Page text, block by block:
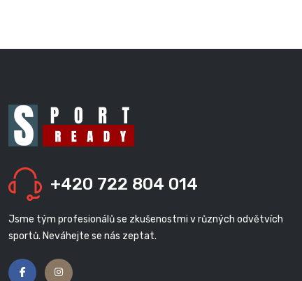
+420 722 804 014
Jsme tým profesionálů se zkušenostmi v různých odvětvích
sportů. Neváhejte se nás zeptat.